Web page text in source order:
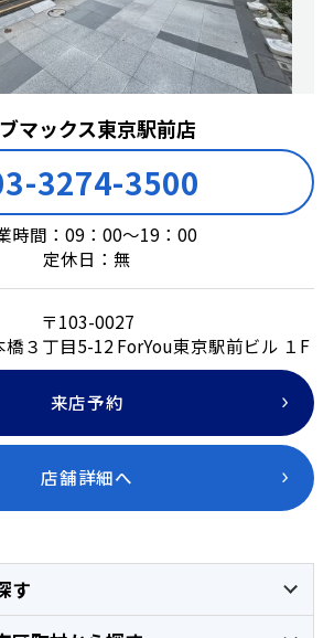
マックス東京駅前店
3274-3500
時間：09：00～19：00
定休日：無
〒103-0027
３丁目5-12 ForYou東京駅前ビル １F
来店予約
店舗詳細へ
す